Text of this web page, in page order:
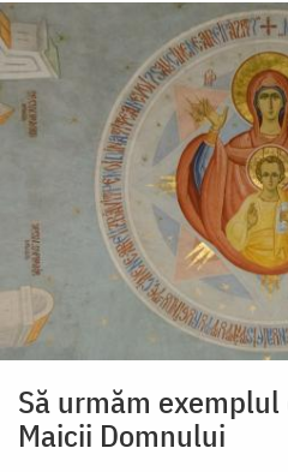
Să urmăm
Maicii Domnului